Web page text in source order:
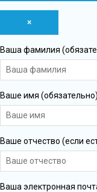
×
Ваша фамилия
Ваше имя (обязательно)
Ваше отчество (если
Ваша электронная